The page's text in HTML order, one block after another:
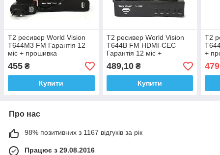
Т2 ресивер World Vision
T644M3 FM Гарантія 12
міс + прошивка
455 ₴
Купити
Т2 ресивер World Vision
T644B FM HDMI-CEC
Гарантія 12 міс +
прошивка
489,10₴
Купити
Т2
+
Про нас
98% позитивних з 1167 відгуків за рік
Працює з 29.08.2016